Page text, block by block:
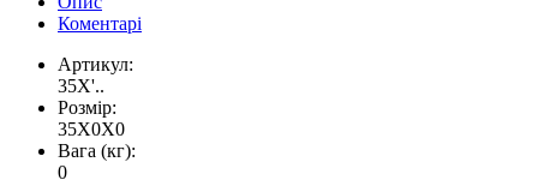
Коментарі
Артикул:
35X'..
Розмір:
35X0X0
Вага (кг):
0